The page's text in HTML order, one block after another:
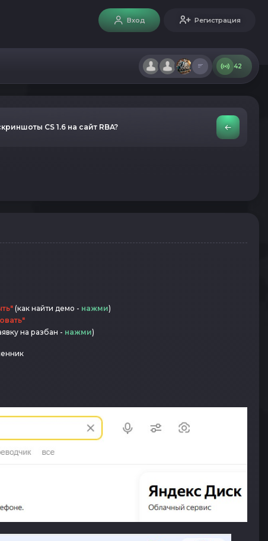
Вход Регистрация
42
CS 1.6 на сайт RBA?
(как найти демо - нажми)
на разбан - нажми)